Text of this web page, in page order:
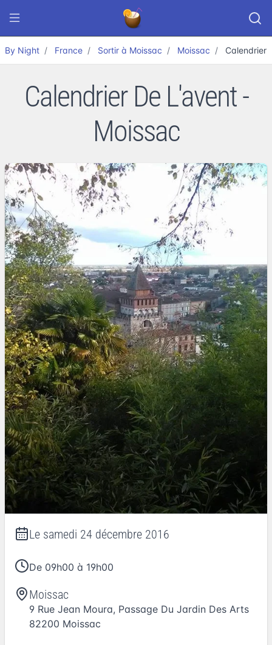
By Night France Sortir à Moissac Moissac Calendrier
Calendrier De L'avent -
Moissac
Le samedi 24 décembre 2016
De 09h00 à 19h00
Moissac
9 Rue Jean Moura, Passage Du Jardin Des Arts
82200 Moissac